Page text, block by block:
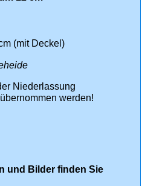
(mit Deckel)
Niederlassung
übernommen werden!
und Bilder finden Sie